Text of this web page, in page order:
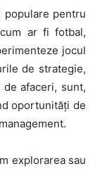
populare pentru
ar fi fotbal,
jocul
de strategie,
afaceri, sunt,
oportunități de
explorarea sau